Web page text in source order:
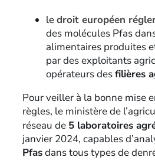
ledroit européen
des molécules Pfas
alimentaires produites
par des exploitants
opérateurs desfilières
Pour veiller à la bonne mise
règles, le ministère de
réseau de 5 laboratoires
janvier 2024, capables
Pfasdans tous types de